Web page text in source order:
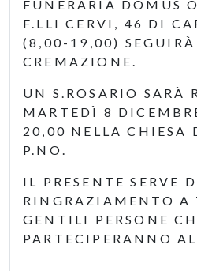
FUNERARIA DOMUS
F.LLI CERVI, 46 DI
(8,00-19,00) SEGUIRÀ
CREMAZIONE.
UN S.ROSARIO SARÀ
MARTEDÌ 8
20,00 NELLA CHIESA
P.NO.
IL PRESENTE SERVE
RINGRAZIAMENTO A
GENTILI PERSONE
PARTECIPERANNO